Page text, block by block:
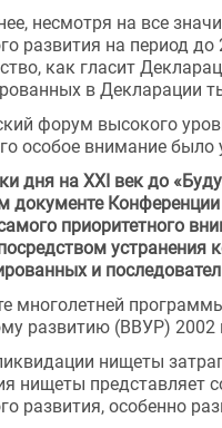
несмотря на все
развития на период
как гласит
в Декларации
форум высокого
особое внимание было
дня на XXI век до
документе
приоритетного
и
многолетней
развитию (ВВУР) 2002
нищеты
нищеты представляет
развития, особенно